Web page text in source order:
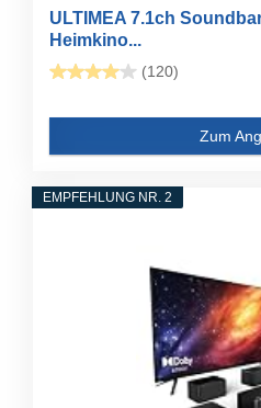
ULTIMEA 7.1ch
Heimkino...
(120)
Zum
EMPFEHLUNG NR. 2